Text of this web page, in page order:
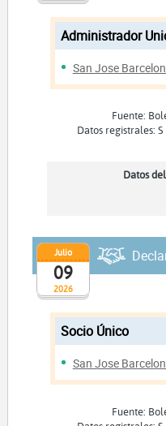
Administrador
San Jose
Fuente:
Datos registrales:
Datos
2026
Julio
09
Socio Único
San Jose
Fuente: